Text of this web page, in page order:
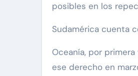
posibles en los
Sudamérica cuenta
Oceanía, por
ese derecho en